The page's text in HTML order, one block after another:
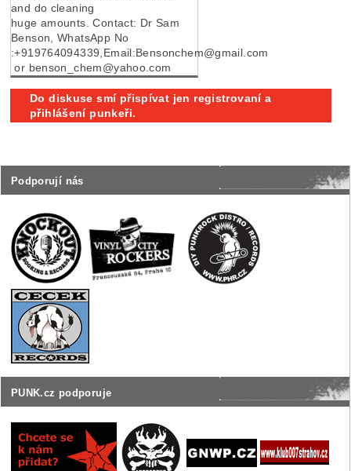
Podporují nás
PUNK.cz podporuje
and do cleaning
huge amounts. Contact: Dr Sam
Benson, WhatsApp No
:+919764094339,Email:Bensonchem@gmail.com
or benson_chem@yahoo.com
Do diskuse smí přispívat jen registrovaní a
přihlášení punkeři.